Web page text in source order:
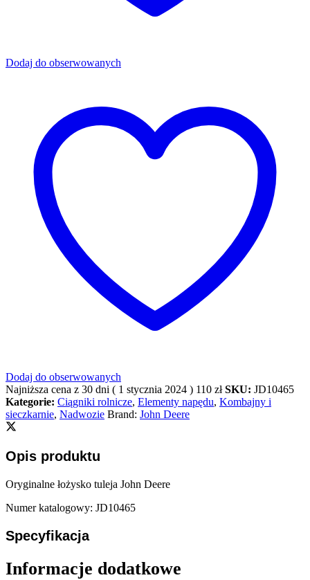
Dodaj do obserwowanych
Dodaj do obserwowanych
Najniższa cena z 30 dni ( 1 stycznia 2024 ) 110 zł SKU: JD10465
Kategorie: Ciągniki rolnicze, Elementy napędu, Kombajny i
sieczkarnie, Nadwozie Brand: John Deere
Opis produktu
Oryginalne łożysko tuleja John Deere
Numer katalogowy: JD10465
Specyfikacja
Informacje dodatkowe